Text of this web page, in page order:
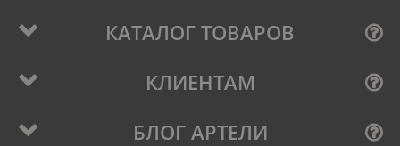
КАТАЛОГ ТОВАРОВ
КЛИЕНТАМ
БЛОГ АРТЕЛИ